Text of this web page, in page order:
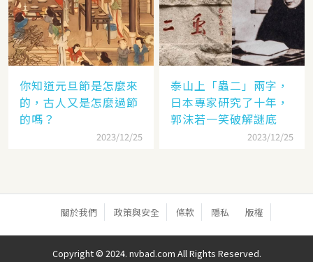
你知道元旦節是怎麼來
的，古人又是怎麼過節
的嗎？
2023/12/25
泰山上「蟲二」兩字，
日本專家研究了十年，
郭沫若一笑破解謎底
2023/12/25
關於我們 政策與安全 條款 隱私 版權
Copyright © 2024. nvbad.com All Rights Reserved.